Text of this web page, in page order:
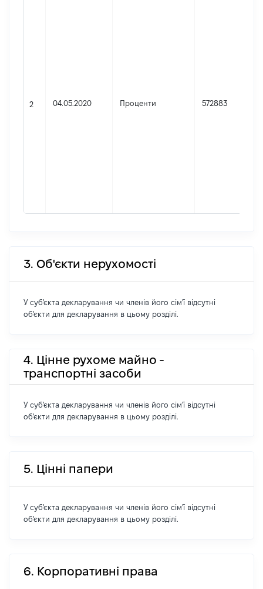
2 04.05.2020 Проценти 572883
3. Об'єкти нерухомості
У суб'єкта декларування чи членів його сім'ї відсутні
об'єкти для декларування в цьому розділі.
4. Цінне рухоме майно -
транспортні засоби
У суб'єкта декларування чи членів його сім'ї відсутні
об'єкти для декларування в цьому розділі.
5. Цінні папери
У суб'єкта декларування чи членів його сім'ї відсутні
об'єкти для декларування в цьому розділі.
6. Корпоративні права